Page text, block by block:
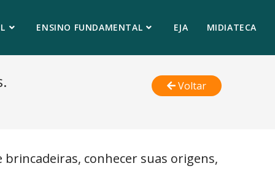
ENSINO FUNDAMENTAL EJA MIDIATECA
Voltar
conhecer suas origens,